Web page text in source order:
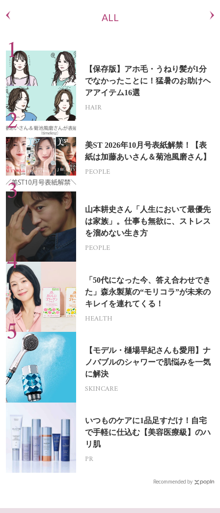
ALL
【保存版】アホ毛・うねり髪が1分
でなかったことに！猛暑のお助けヘ
アアイテム16選
HAIR
美ST 2026年10月号表紙解禁！【表
紙は加藤あいさん＆菊池風磨さん】
PEOPLE
山本耕史さん「人生において最優先
は家族」。仕事も無欲に、ストレス
を溜めない生き方
PEOPLE
「50代になった今、答え合わせでき
た」森永製菓の“モリコラ”が未来の
キレイを連れてくる！
HEALTH
【モデル・樋場早紀さんも愛用】ナ
ノバブルのシャワーで肌悩みを一気
に解決
SKINCARE
いつものケアに1品足すだけ！自宅
で手軽に仕込む【美容医療級】のハ
リ肌
PR
Recommended by